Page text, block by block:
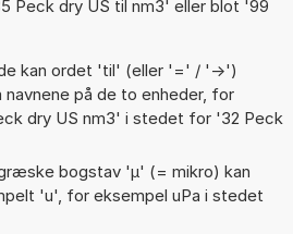
Peck dry US til nm3' eller blot '99
kan ordet 'til' (eller '=' / '->')
navnene på de to enheder, for
dry US nm3' i stedet for '32 Peck
bogstav 'µ' (= mikro) kan
'u', for eksempel uPa i stedet